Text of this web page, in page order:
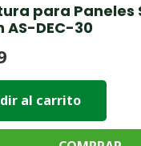
para Paneles
AS-DEC-30
al carrito